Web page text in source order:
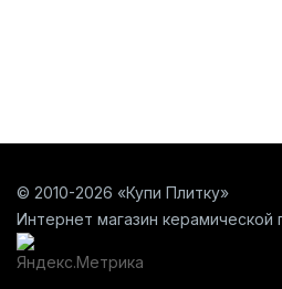
© 2010-2026 «Купи Плитку»
Интернет магазин керамической